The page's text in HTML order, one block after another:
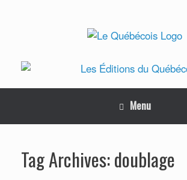
Menu
Tag Archives:doublage